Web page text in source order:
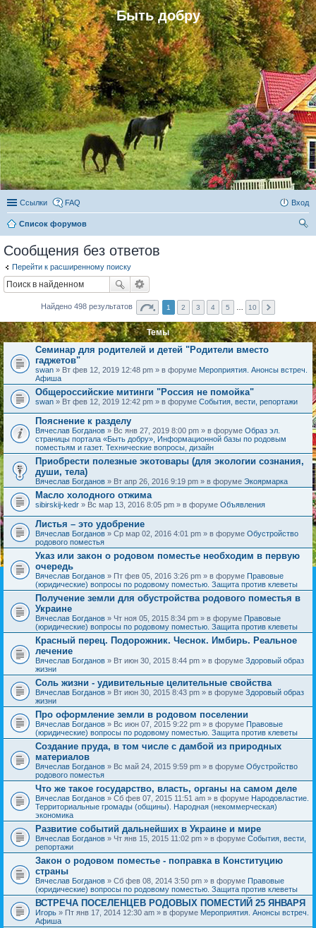
Быть добру
Ссылки FAQ Вход
Список форумов
Сообщения без ответов
Перейти к расширенному поиску
Найдено 498 результатов 1 2 3 4 5 10
Темы
Семинар для родителей и детей "Родители вместо
гаджетов"
swan » Вт фев 12, 2019 12:48 pm » в форуме Мероприятия. Анонсы встреч.
Афиша
Общероссийские митинги "Россия не помойка"
swan » Вт фев 12, 2019 12:42 pm » в форуме События, вести, репортажи
Пояснение к разделу
Вячеслав Богданов » Вс янв 27, 2019 8:00 pm » в форуме Образ эл.
страницы портала «Быть добру», Информационной базы по родовым
поместьям и газет. Технические вопросы, дизайн
Приобрести полезные экотовары (для экологии сознания,
души, тела)
Вячеслав Богданов » Вт апр 26, 2016 9:19 pm » в форуме Экоярмарка
Масло холодного отжима
sibirskij-kedr » Вс мар 13, 2016 8:05 pm » в форуме Объявления
Листья – это удобрение
Вячеслав Богданов » Ср мар 02, 2016 4:01 pm » в форуме Обустройство
родового поместья
Указ или закон о родовом поместье необходим в первую
очередь
Вячеслав Богданов » Пт фев 05, 2016 3:26 pm » в форуме Правовые
(юридические) вопросы по родовому поместью. Защита против клеветы
Получение земли для обустройства родового поместья в
Украине
Вячеслав Богданов » Чт ноя 05, 2015 8:34 pm » в форуме Правовые
(юридические) вопросы по родовому поместью. Защита против клеветы
Красный перец. Подорожник. Чеснок. Имбирь. Реальное
лечение
Вячеслав Богданов » Вт июн 30, 2015 8:44 pm » в форуме Здоровый образ
жизни
Соль жизни - удивительные целительные свойства
Вячеслав Богданов » Вт июн 30, 2015 8:43 pm » в форуме Здоровый образ
жизни
Про оформление земли в родовом поселении
Вячеслав Богданов » Вс июн 07, 2015 9:22 pm » в форуме Правовые
(юридические) вопросы по родовому поместью. Защита против клеветы
Создание пруда, в том числе с дамбой из природных
материалов
Вячеслав Богданов » Вс май 24, 2015 9:59 pm » в форуме Обустройство
родового поместья
Что же такое государство, власть, органы на самом деле
Вячеслав Богданов » Сб фев 07, 2015 11:51 am » в форуме Народовластие.
Территориальные громады (общины). Народная (некоммерческая)
экономика
Развитие событий дальнейших в Украине и мире
Вячеслав Богданов » Чт янв 15, 2015 11:02 pm » в форуме События, вести,
репортажи
Закон о родовом поместье - поправка в Конституцию
страны
Вячеслав Богданов » Сб фев 08, 2014 3:50 pm » в форуме Правовые
(юридические) вопросы по родовому поместью. Защита против клеветы
ВСТРЕЧА ПОСЕЛЕНЦЕВ РОДОВЫХ ПОМЕСТИЙ 25 ЯНВАРЯ
Игорь » Пт янв 17, 2014 12:30 am » в форуме Мероприятия. Анонсы встреч.
Афиша